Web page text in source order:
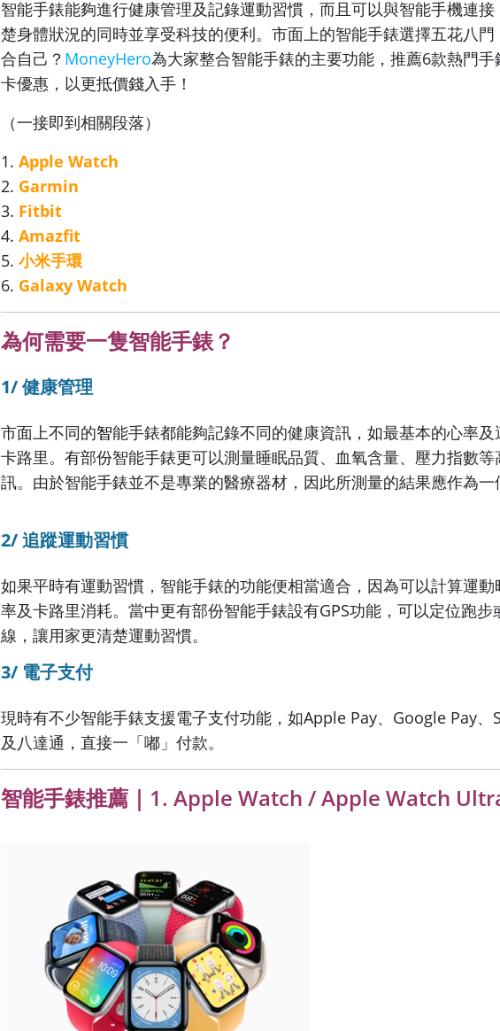
智能手錶能夠進行健康管理及記錄運動習慣，而且可以與智能手機連
楚身體狀況的同時並享受科技的便利。市面上的智能手錶選擇五花八門
合自己？ MoneyHero為大家整合智能手錶的主要功能，推薦6款熱門手
卡優惠，以更抵價錢入手！
（一接即到相關段落）
1. Apple Watch
2. Garmin
3. Fitbit
4. Amazfit
5. 小米手環
6. Galaxy Watch
為何需要一隻智能手錶？
1/ 健康管理
市面上不同的智能手錶都能夠記錄不同的健康資訊，如最基本的心率及
卡路里。有部份智能手錶更可以測量睡眠品質、血氧含量、壓力指數等
訊。由於智能手錶並不是專業的醫療器材，因此所測量的結果應作為一
2/ 追蹤運動習慣
如果平時有運動習慣，智能手錶的功能便相當適合，因為可以計算運
率及卡路里消耗。當中更有部份智能手錶設有GPS功能，可以定位跑步
線，讓用家更清楚運動習慣。
3/ 電子支付
現時有不少智能手錶支援電子支付功能，如Apple Pay、Google Pay、
及八達通，直接一「嘟」付款。
智能手錶推薦｜1. Apple Watch / Apple Watch